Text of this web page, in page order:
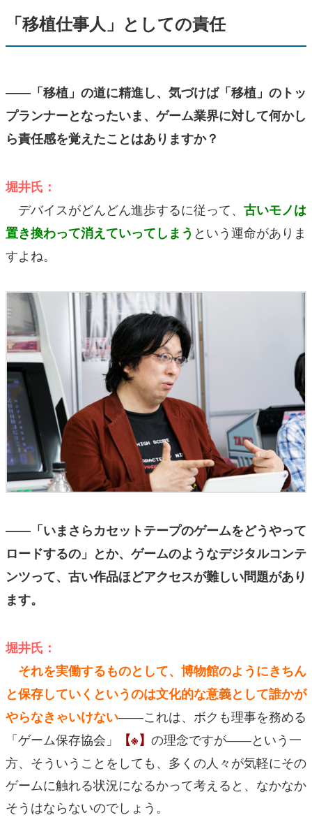
「移植仕事人」としての責任
――「移植」の道に精進し、気づけば「移植」のトッ
プランナーとなったいま、ゲーム業界に対して何かし
ら責任感を覚えたことはありますか？
堀井氏：
デバイスがどんどん進歩するに従って、 古いモノは
置き換わって消えていってしまう という運命がありま
すよね。
――「いまさらカセットテープのゲームをどうやって
ロードするの」とか、ゲームのようなデジタルコンテ
ンツって、古い作品ほどアクセスが難しい問題があり
ます。
堀井氏：
それを実働するものとして、博物館のようにきちん
と保存していくというのは文化的な意義として誰かが
やらなきゃいけない――これは、ボクも理事を務める
「ゲーム保存協会」
【※】 の理念ですが――という一
方、そういうことをしても、多くの人々が気軽にその
ゲームに触れる状況になるかって考えると、なかなか
そうはならないのでしょう。